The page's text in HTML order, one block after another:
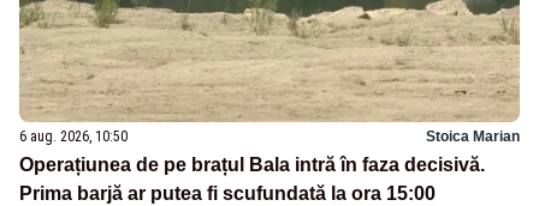
6 aug. 2026, 10:50 Stoica Marian
Operațiunea de pe brațul Bala intră în faza decisivă.
Prima barjă ar putea fi scufundată la ora 15:00